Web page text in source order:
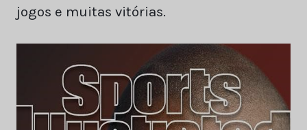
jogos e muitas vitórias.